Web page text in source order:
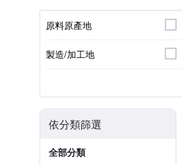
原料原產地
製造/加工地
依分類篩選
全部分類